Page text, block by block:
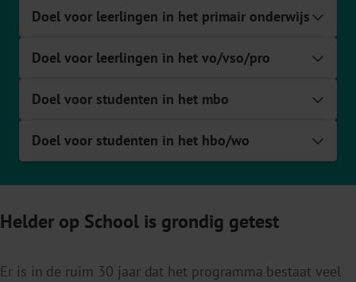
Doel voor leerlingen in het primair onderwijs
Doel voor leerlingen in het vo/vso/pro
Doel voor studenten in het mbo
Doel voor studenten in het hbo/wo
Helder op School is grondig getest
Er is in de ruim 30 jaar dat het programma bestaat veel